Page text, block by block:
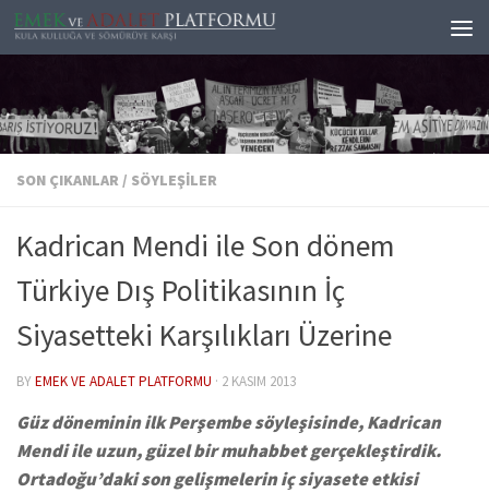
Skip to content
SON ÇIKANLAR / SÖYLEŞILER
Kadrican Mendi ile Son dönem
Türkiye Dış Politikasının İç
Siyasetteki Karşılıkları Üzerine
BYEMEK VE ADALET PLATFORMU · 2 KASIM 2013
Güz döneminin ilk Perşembe söyleşisinde, Kadrican
Mendi ile uzun, güzel bir muhabbet gerçekleştirdik.
Ortadoğu’daki son gelişmelerin iç siyasete etkisi